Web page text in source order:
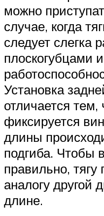
можно
случае, когда
следует слегка
плоскогубцами
Установка
отличается тем,
фиксируется
длины
подгиба. Чтобы
правильно,
аналогу другой
длине.